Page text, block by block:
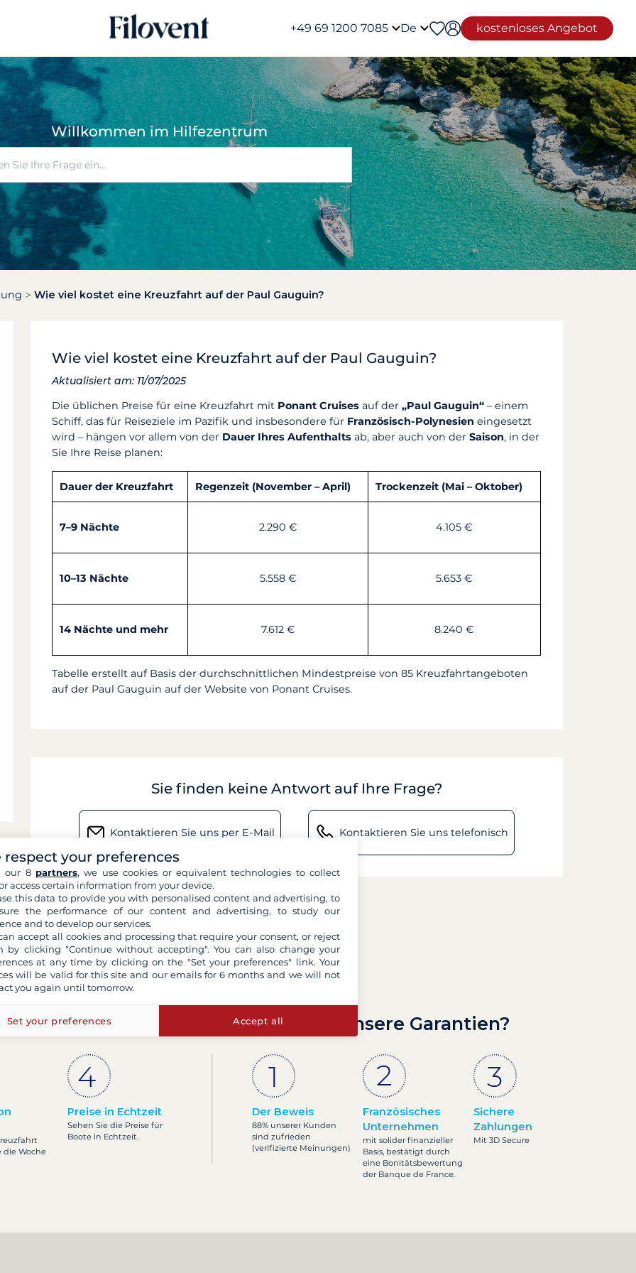
+49 69 1200 7085 De kostenloses Angebot
Willkommen im Hilfezentrum
Wie viel kostet eine Kreuzfahrt auf der Paul Gauguin?
Wie viel kostet eine Kreuzfahrt auf der Paul Gauguin?
Aktualisiert am: 11/07/2025
Die üblichen Preise für eine Kreuzfahrt mit Ponant Cruises auf der„Paul Gauguin“ – einem
Schiff, das für Reiseziele im Pazifik und insbesondere für Französisch-Polynesien eingesetzt
wird – hängen vor allem von der Dauer Ihres Aufenthalts ab, aber auch von derSaison, in der
Sie Ihre Reise planen:
Dauer der Kreuzfahrt Regenzeit (November – April) Trockenzeit (Mai – Oktober)
7–9 Nächte 2.290 € 4.105 €
10–13 Nächte 5.558 € 5.653 €
14 Nächte und mehr 7.612 € 8.240 €
Tabelle erstellt auf Basis der durchschnittlichen Mindestpreise von 85 Kreuzfahrtangeboten
auf der Paul Gauguin auf der Website von Ponant Cruises.
Sie finden keine Antwort auf Ihre Frage?
Kontaktieren Sie uns per E-Mail Kontaktieren Sie uns telefonisch
gehen?
die Woche
Preise in Echtzeit
Sehen Sie die Preise für
Boote in Echtzeit.
Was sind unsere Garantien?
Der Beweis
88% unserer Kunden
sind zufrieden
(verifizierte Meinungen)
Französisches
Unternehmen
mit solider finanzieller
Basis, bestätigt durch
eine Bonitätsbewertung
der Banque de France.
Sichere
Zahlungen
Mit 3D Secure
respect your preferences
our 8 partners, we use cookies or equivalent technologies to collect
access certain information from your device.
this data to provide you with personalised content and advertising, to
the performance of our content and advertising, to study our
and to develop our services.
accept all cookies and processing that require your consent, or reject
by clicking "Continue without accepting". You can also change your
at any time by clicking on the "Set your preferences" link. Your
will be valid for this site and our emails for 6 months and we will not
you again until tomorrow.
Set your preferences Accept all